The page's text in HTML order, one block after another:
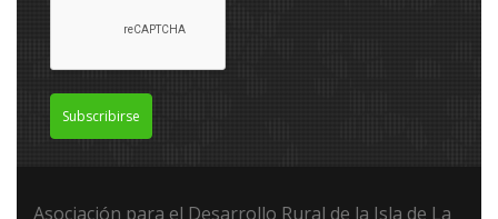
Subscribirse
Asociación para el Desarrollo Rural de la Isla de La